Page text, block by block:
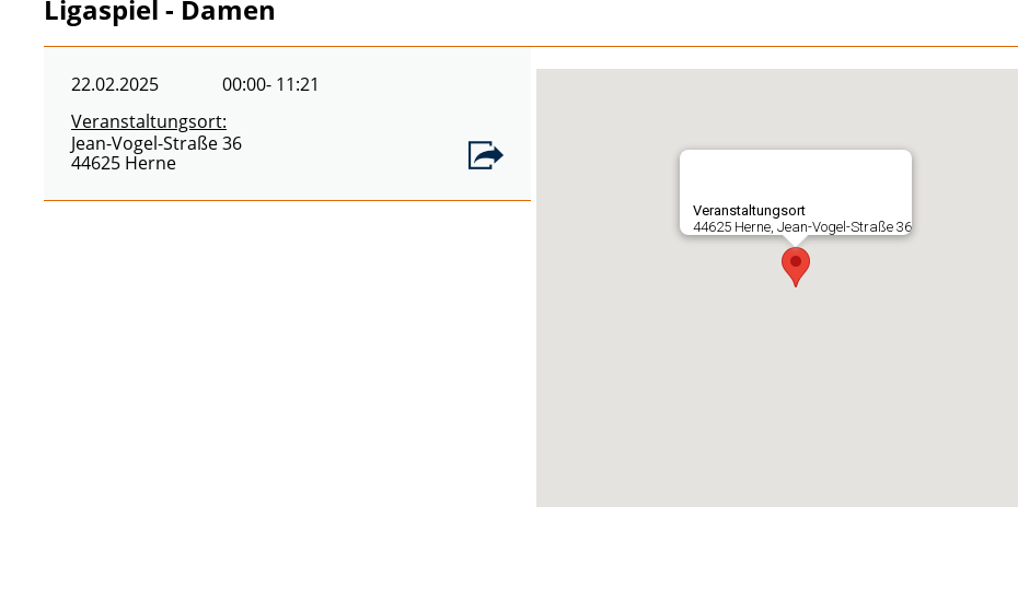
Ligaspiel - Damen
22.02.2025 00:00- 11:21
Veranstaltungsort:
Jean-Vogel-Straße 36
44625 Herne
Veranstaltungsort
44625 Herne, Jean-Vogel-Straße 36